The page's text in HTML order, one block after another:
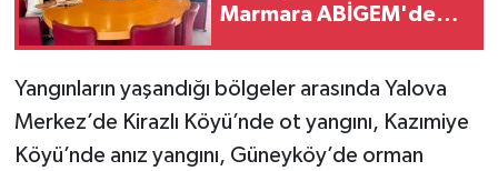
Marmara ABİGEM'de
Yangınların yaşandığı bölgeler arasında Yalova
Merkez’de Kirazlı Köyü’nde ot yangını, Kazımiye
Köyü’nde anız yangını, Güneyköy’de orman